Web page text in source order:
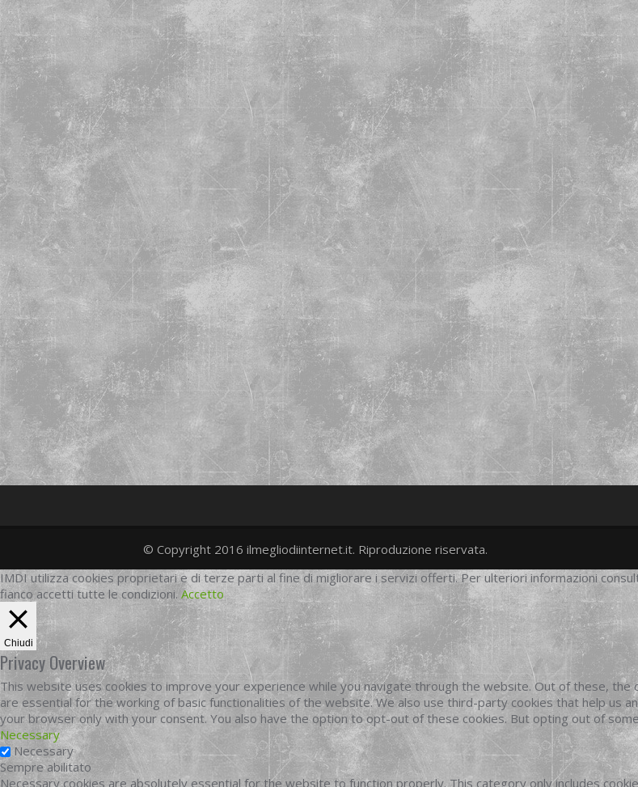
twittergoogleplus
facebook
© Copyright 2016 ilmegliodiinternet.it. Riproduzione riservata.
IMDI utilizza cookies proprietari e di terze parti al fine di migliorare i servizi offerti. Per ulteriori informazioni
fianco accetti tutte le condizioni. Accetto
Chiudi
Privacy Overview
This website uses cookies to improve your experience while you navigate through the website. Out of these,
are essential for the working of basic functionalities of the website. We also use third-party cookies that help us
your browser only with your consent. You also have the option to opt-out of these cookies. But opting out of
Necessary
Necessary
Sempre abilitato
Necessary cookies are absolutely essential for the website to function properly. This category only includes